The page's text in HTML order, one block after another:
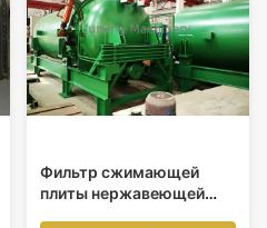
Фильтр сжимающей
плиты нержавеющей